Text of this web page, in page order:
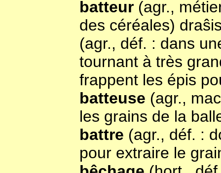
batteur (agr.,
des céréales)
(agr., déf. : dans
tournant à très
frappent les épis
batteuse (agr.,
les grains de la
battre (agr., déf. :
pour extraire le